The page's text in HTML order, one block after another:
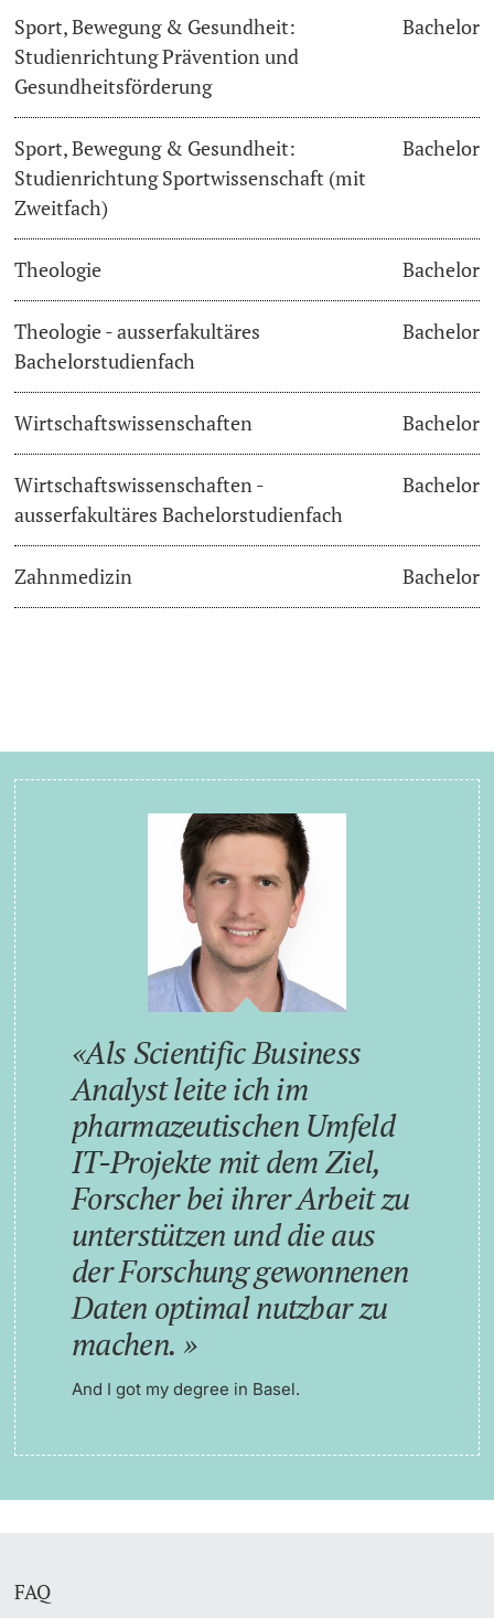
Sport, Bewegung & Gesundheit:
Studienrichtung Prävention und
Gesundheitsförderung
Bachelor
Sport, Bewegung & Gesundheit:
Studienrichtung Sportwissenschaft (mit
Zweitfach)
Bachelor
Theologie Bachelor
Theologie - ausserfakultäres
Bachelorstudienfach
Bachelor
Wirtschaftswissenschaften Bachelor
Wirtschaftswissenschaften -
ausserfakultäres Bachelorstudienfach
Bachelor
Zahnmedizin Bachelor
Als Scientific Business
Analyst leite ich im
pharmazeutischen Umfeld
IT-Projekte mit dem Ziel,
Forscher bei ihrer Arbeit zu
unterstützen und die aus
der Forschung gewonnenen
Daten optimal nutzbar zu
machen.
And I got my degree in Basel.
FAQ